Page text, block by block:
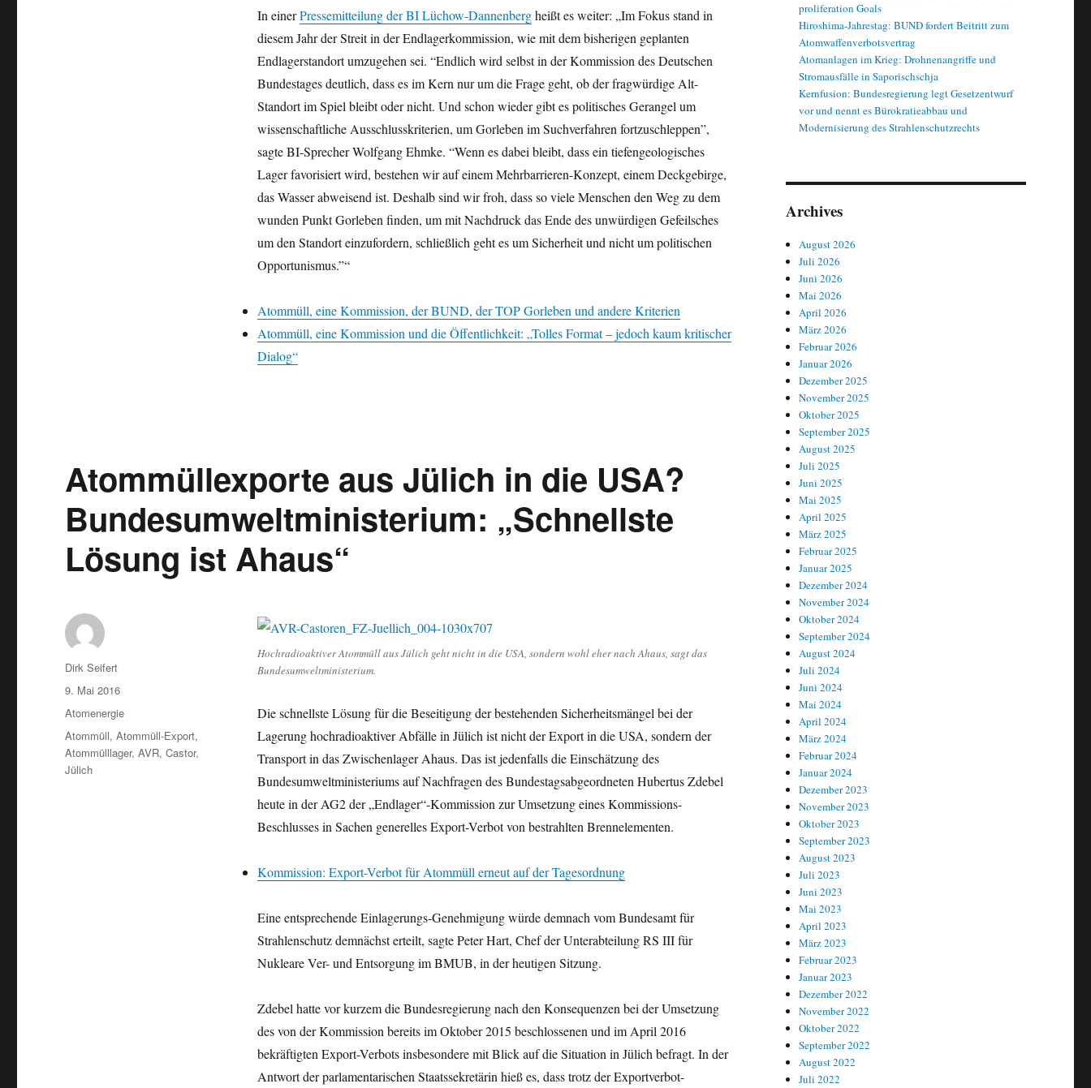
In einerPressemitteilung der BI Lüchow-Dannenbergheißt es weiter: „Im Fokus stand in
diesem Jahr der Streit in der Endlagerkommission, wie mit dem bisherigen geplanten
Endlagerstandort umzugehen sei. “Endlich wird selbst in der Kommission des Deutschen
Bundestages deutlich, dass es im Kern nur um die Frage geht, ob der fragwürdige Alt-
Standort im Spiel bleibt oder nicht. Und schon wieder gibt es politisches Gerangel um
wissenschaftliche Ausschlusskriterien, um Gorleben im Suchverfahren fortzuschleppen”,
sagte BI-Sprecher Wolfgang Ehmke. “Wenn es dabei bleibt, dass ein tiefengeologisches
Lager favorisiert wird, bestehen wir auf einem Mehrbarrieren-Konzept, einem Deckgebirge,
das Wasser abweisend ist. Deshalb sind wir froh, dass so viele Menschen den Weg zu dem
wunden Punkt Gorleben finden, um mit Nachdruck das Ende des unwürdigen Gefeilsches
um den Standort einzufordern, schließlich geht es um Sicherheit und nicht um politischen
Opportunismus.”“
Atommüll, eine Kommission, der BUND, der TOP Gorleben und andere Kriterien
Atommüll, eine Kommission und die Öffentlichkeit: „Tolles Format – jedoch kaum kritischer
Dialog“
Atommüllexporte aus Jülich in die USA?
Bundesumweltministerium: „Schnellste
Lösung ist Ahaus“
Hochradioaktiver Atommüll aus Jülich geht nicht in die USA, sondern wohl eher nach Ahaus, sagt das
Bundesumweltministerium.
Die schnellste Lösung für die Beseitigung der bestehenden Sicherheitsmängel bei der
Lagerung hochradioaktiver Abfälle in Jülich ist nicht der Export in die USA, sondern der
Transport in das Zwischenlager Ahaus. Das ist jedenfalls die Einschätzung des
Bundesumweltministeriums auf Nachfragen des Bundestagsabgeordneten Hubertus Zdebel
heute in der AG2 der „Endlager“-Kommission zur Umsetzung eines Kommissions-
Beschlusses in Sachen generelles Export-Verbot von bestrahlten Brennelementen.
Kommission: Export-Verbot für Atommüll erneut auf der Tagesordnung
Eine entsprechende Einlagerungs-Genehmigung würde demnach vom Bundesamt für
Strahlenschutz demnächst erteilt, sagte Peter Hart, Chef der Unterabteilung RS III für
Nukleare Ver- und Entsorgung im BMUB, in der heutigen Sitzung.
Zdebel hatte vor kurzem die Bundesregierung nach den Konsequenzen bei der Umsetzung
des von der Kommission bereits im Oktober 2015 beschlossenen und im April 2016
bekräftigten Export-Verbots insbesondere mit Blick auf die Situation in Jülich befragt. In der
Antwort der parlamentarischen Staatssekretärin hieß es, dass trotz der Exportverbot-
Autor
Dirk Seifert
Veröffentlicht
am
9. Mai 2016
Kategorien
Atomenergie
Schlagwörter
Atommüll,Atommüll-Export,
Atommülllager,AVR,Castor,
Jülich
proliferation Goals
Hiroshima-Jahrestag: BUND fordert Beitritt zum
Atomwaffenverbotsvertrag
Atomanlagen im Krieg: Drohnenangriffe und
Stromausfälle in Saporischschja
Kernfusion: Bundesregierung legt Gesetzentwurf
vor und nennt es Bürokratieabbau und
Modernisierung des Strahlenschutzrechts
Archives
August 2026
Juli 2026
Juni 2026
Mai 2026
April 2026
März 2026
Februar 2026
Januar 2026
Dezember 2025
November 2025
Oktober 2025
September 2025
August 2025
Juli 2025
Juni 2025
Mai 2025
April 2025
März 2025
Februar 2025
Januar 2025
Dezember 2024
November 2024
Oktober 2024
September 2024
August 2024
Juli 2024
Juni 2024
Mai 2024
April 2024
März 2024
Februar 2024
Januar 2024
Dezember 2023
November 2023
Oktober 2023
September 2023
August 2023
Juli 2023
Juni 2023
Mai 2023
April 2023
März 2023
Februar 2023
Januar 2023
Dezember 2022
November 2022
Oktober 2022
September 2022
August 2022
Juli 2022